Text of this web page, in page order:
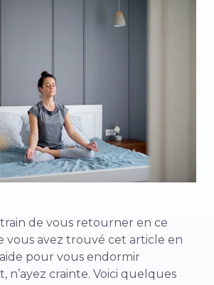
de vous retourner en ce
vous avez trouvé cet article en
pour vous endormir
n’ayez crainte. Voici quelques